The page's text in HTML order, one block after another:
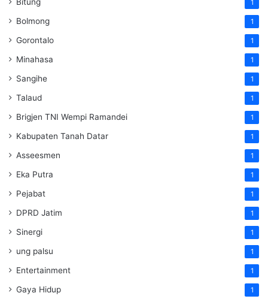
1
Bolmong 1
Gorontalo 1
Minahasa 1
Sangihe 1
Talaud 1
Brigjen TNI Wempi Ramandei 1
Kabupaten Tanah Datar 1
Asseesmen 1
Eka Putra 1
Pejabat 1
DPRD Jatim 1
Sinergi 1
ung palsu 1
Entertainment 1
Gaya Hidup 1